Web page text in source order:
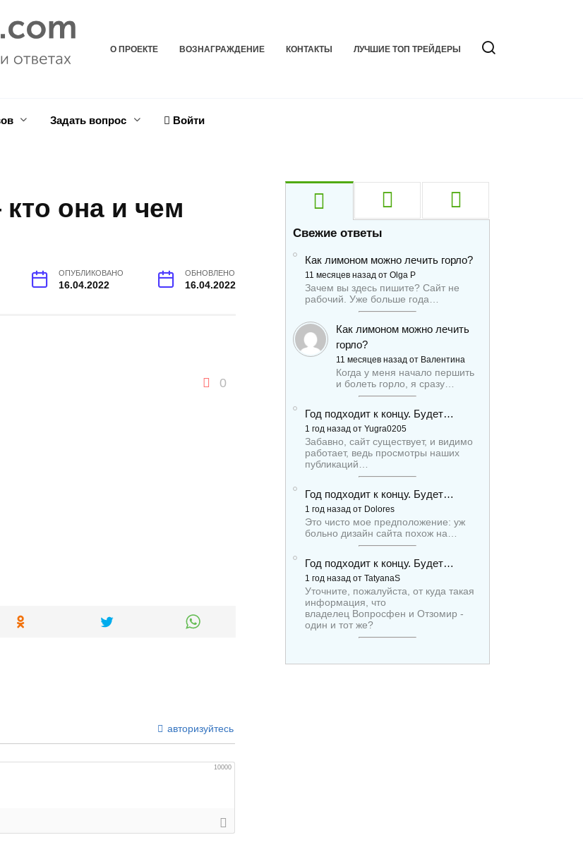
О ПРОЕКТЕ ВОЗНАГРАЖДЕНИЕ КОНТАКТЫ ЛУЧШИЕ ТОП ТРЕЙДЕРЫ
Задать вопрос Войти
она и чем
ОПУБЛИКОВАНО
16.04.2022
ОБНОВЛЕНО
16.04.2022
0
авторизуйтесь
10000
Свежие ответы
Как лимоном можно лечить горло?
11 месяцев назад от Olga P
Зачем вы здесь пишите? Сайт не
рабочий. Уже больше года…
Как лимоном можно лечить
горло?
11 месяцев назад от Валентина
Когда у меня начало першить
и болеть горло, я сразу…
Год подходит к концу. Будет…
1 год назад от Yugra0205
Забавно, сайт существует, и видимо
работает, ведь просмотры наших
публикаций…
Год подходит к концу. Будет…
1 год назад от Dolores
Это чисто мое предположение: уж
больно дизайн сайта похож на…
Год подходит к концу. Будет…
1 год назад от TatyanaS
Уточните, пожалуйста, от куда такая
информация, что
владелец Вопросфен и Отзомир -
один и тот же?